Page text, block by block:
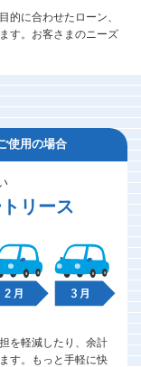
的に合わせたローン、
す。お客さまのニーズ
使用の場合
リース
を軽減したり、余計
す。もっと手軽に快